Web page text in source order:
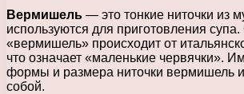
Вермишель — это тонкие ниточки из
используются для приготовления
«вермишель» происходит от
что означает «маленькие червячки».
формы и размера ниточки вермишель
собой.